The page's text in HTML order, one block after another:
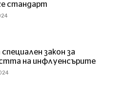
стандарт
закон за
на инфлуенсърите